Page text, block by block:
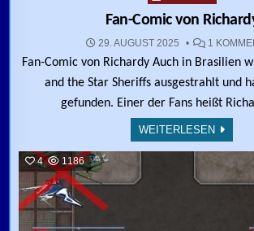
Fan-Comic von
29. AUGUST 2025 1
Fan-Comic von Richardy Auch in Brasilien
and the Star Sheriffs ausgestrahlt und
gefunden. Einer der Fans heißt
WEITERLESEN
4 1186